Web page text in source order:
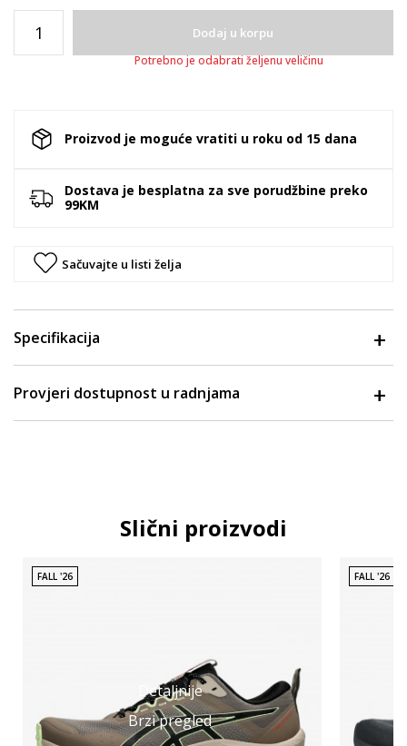
Dodaj u korpu
Potrebno je odabrati željenu veličinu
Proizvod je moguće vratiti u roku od 15 dana
Dostava je besplatna za sve porudžbine preko
99KM
Sačuvajte u listi želja
Specifikacija
Provjeri dostupnost u radnjama
Slični proizvodi
Detaljnije
Brzi pregled
FALL '26 FALL '26